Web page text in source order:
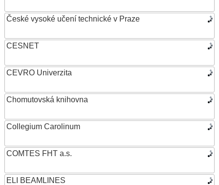
České vysoké učení technické v Praze
CESNET
CEVRO Univerzita
Chomutovská knihovna
Collegium Carolinum
COMTES FHT a.s.
ELI BEAMLINES